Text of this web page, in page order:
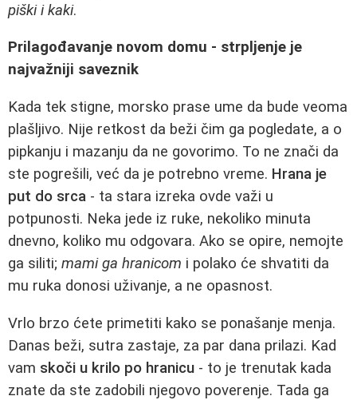
piški i kaki.
Prilagođavanje novom domu - strpljenje je
najvažniji saveznik
Kada tek stigne, morsko prase ume da bude veoma
plašljivo. Nije retkost da beži čim ga pogledate, a o
pipkanju i mazanju da ne govorimo. To ne znači da
ste pogrešili, već da je potrebno vreme. Hrana je
put do srca - ta stara izreka ovde važi u
potpunosti. Neka jede iz ruke, nekoliko minuta
dnevno, koliko mu odgovara. Ako se opire, nemojte
ga siliti; mami ga hranicom i polako će shvatiti da
mu ruka donosi uživanje, a ne opasnost.
Vrlo brzo ćete primetiti kako se ponašanje menja.
Danas beži, sutra zastaje, za par dana prilazi. Kad
vam skoči u krilo po hranicu - to je trenutak kada
znate da ste zadobili njegovo poverenje. Tada ga